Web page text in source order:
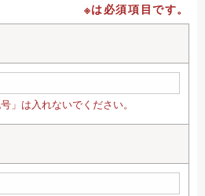
※は必須項目です。
」は入れないでください。